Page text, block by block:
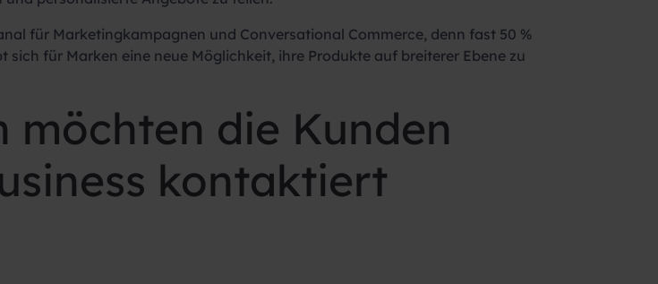
für Marketingkampagnen und Conversational Commerce, denn fast 50 %
für Marken eine neue Möglichkeit, ihre Produkte auf breiterer Ebene zu
möchten die Kunden
kontaktiert